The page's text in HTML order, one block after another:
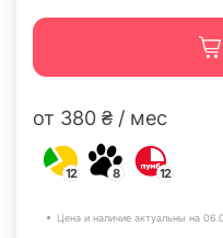
от 380 ₴ / мес
12 8 12
Цена и наличие актуальны на